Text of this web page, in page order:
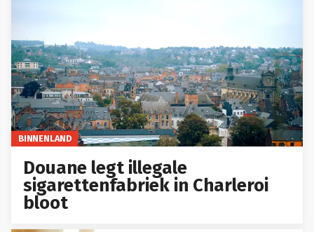
BINNENLAND
Douane legt illegale
sigarettenfabriek in Charleroi
bloot